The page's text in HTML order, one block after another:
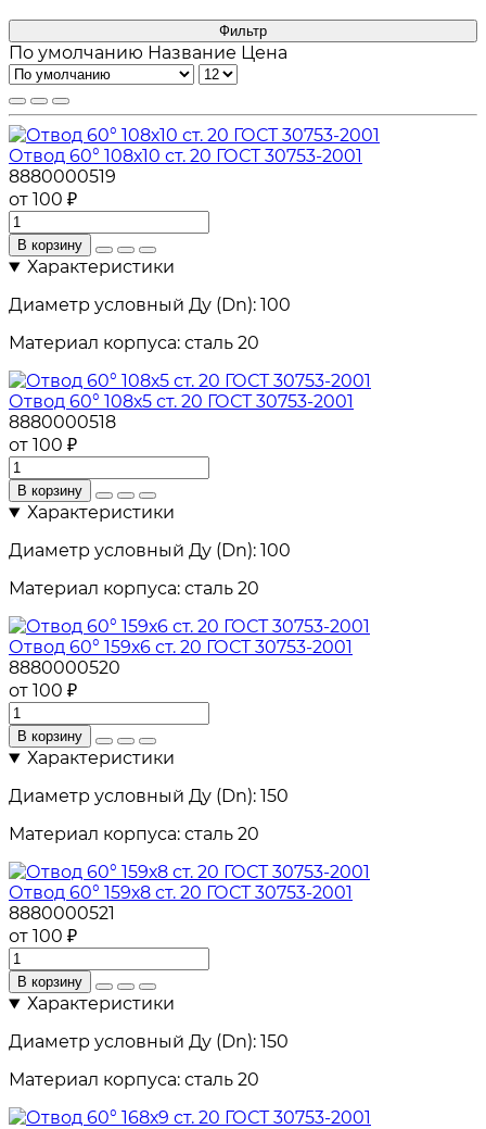
Фильтр
По умолчанию Название Цена
Отвод 60° 108х10 ст. 20 ГОСТ 30753-2001
8880000519
от 100 ₽
В корзину
Характеристики
Диаметр условный Ду (Dn): 100
Материал корпуса: сталь 20
Отвод 60° 108х5 ст. 20 ГОСТ 30753-2001
8880000518
от 100 ₽
В корзину
Характеристики
Диаметр условный Ду (Dn): 100
Материал корпуса: сталь 20
Отвод 60° 159х6 ст. 20 ГОСТ 30753-2001
8880000520
от 100 ₽
В корзину
Характеристики
Диаметр условный Ду (Dn): 150
Материал корпуса: сталь 20
Отвод 60° 159х8 ст. 20 ГОСТ 30753-2001
8880000521
от 100 ₽
В корзину
Характеристики
Диаметр условный Ду (Dn): 150
Материал корпуса: сталь 20